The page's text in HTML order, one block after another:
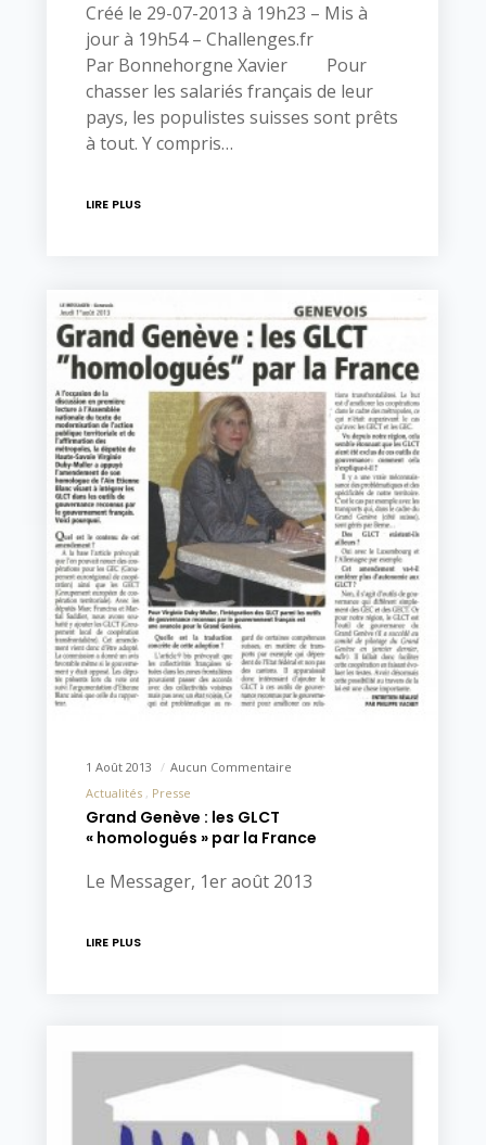
Créé le 29-07-2013 à 19h23 – Mis à
jour à 19h54 – Challenges.fr
Par Bonnehorgne Xavier Pour
chasser les salariés français de leur
pays, les populistes suisses sont prêts
à tout. Y compris…
LIRE PLUS
1 Août 2013
Aucun Commentaire
Actualités
Presse
Grand Genève : les GLCT
« homologués » par la France
Le Messager, 1er août 2013
LIRE PLUS